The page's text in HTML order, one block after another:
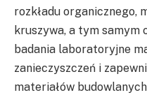
rozkładu organicznego,
kruszywa, a tym samym
badania laboratoryjne
zanieczyszczeń i
materiałów